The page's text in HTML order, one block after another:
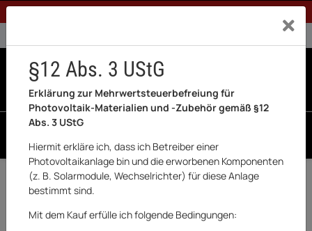
1% Rabatt bei Banküberweisung (Privatkunden)Exklusiv
Zurück Haushaltswaren & Elektronik
§12 Abs. 3 UStG
Erklärung zur Mehrwertsteuerbefreiung für
Photovoltaik-Materialien und -Zubehör gemäß §12
Abs. 3 UStG
Hiermit erkläre ich, dass ich Betreiber einer
Photovoltaikanlage bin und die erworbenen Komponenten
(z. B. Solarmodule, Wechselrichter) für diese Anlage
bestimmt sind.
Mit dem Kauf erfülle ich folgende Bedingungen: